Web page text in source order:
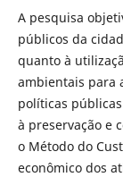
A pesquisa
públicos da
quanto à
ambientais para
políticas
à preservação e
o Método do
econômico dos